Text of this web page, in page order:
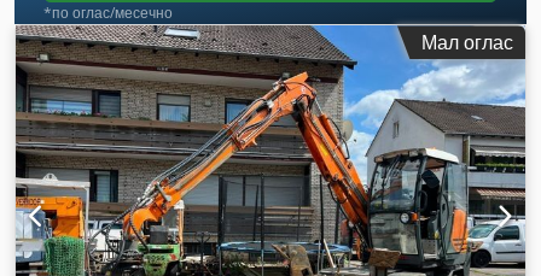
*по оглас/месечно
Мал оглас